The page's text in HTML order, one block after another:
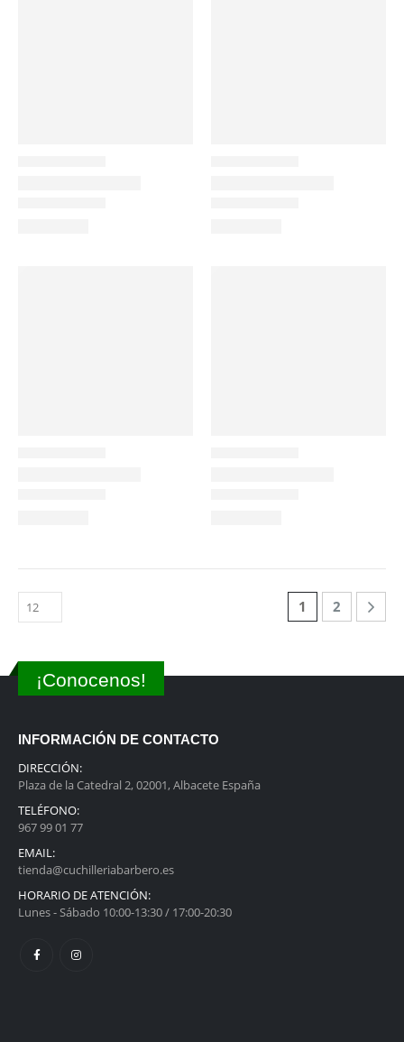
1 2
¡Conocenos!
INFORMACIÓN DE CONTACTO
DIRECCIÓN:
Plaza de la Catedral 2, 02001, Albacete España
TELÉFONO:
967 99 01 77
EMAIL:
tienda@cuchilleriabarbero.es
HORARIO DE ATENCIÓN:
Lunes - Sábado 10:00-13:30 / 17:00-20:30